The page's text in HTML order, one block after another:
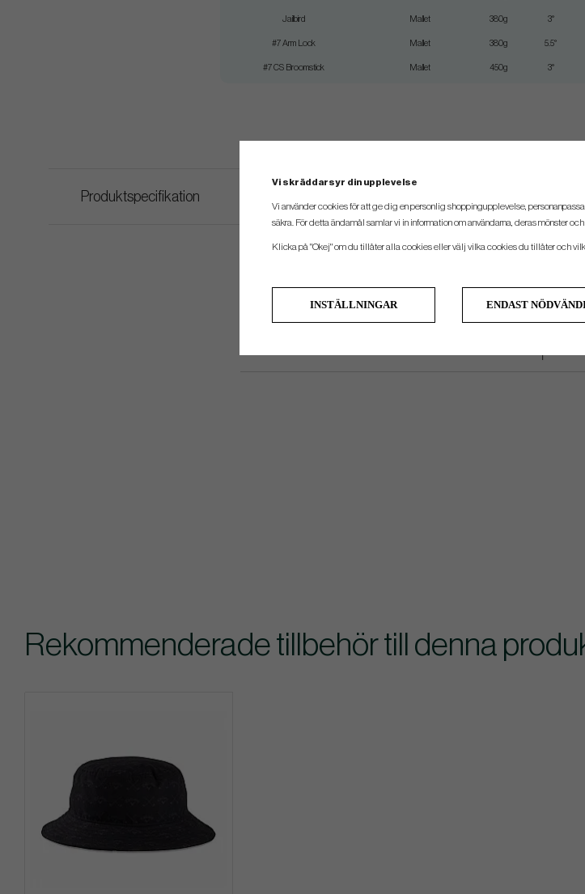
Jailbird Mallet 380g 3°
#7 Arm Lock Mallet 380g 5.5°
#7 CS Broomstick Mallet 450g 3°
Produktspecifikation
Rekommenderade tillbehör till denna
Vi skräddarsyr din upplevelse
Vi använder cookies för att ge dig en personlig shoppingupplevelse,
säkra. För detta ändamål samlar vi in information om användarna, deras mönster och
Klicka på "Okej" om du tillåter alla cookies eller välj vilka cookies du tillåter och
INSTÄLLNINGAR ENDAST